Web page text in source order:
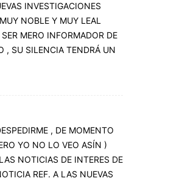
INVESTIGACIONES
NOBLE Y MUY LEAL
MERO INFORMADOR DE
, SU SILENCIA TENDRÁ UN
, DE MOMENTO
YO NO LO VEO ASÍN )
NOTICIAS DE INTERES DE
REF. A LAS NUEVAS